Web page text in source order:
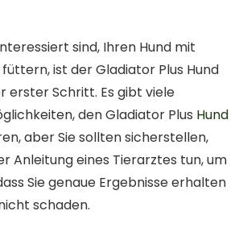
sind, Ihren Hund mit
ist der Gladiator Plus Hund
erster Schritt. Es gibt viele
den Gladiator Plus Hund
aber Sie sollten sicherstellen,
Anleitung eines Tierarztes tun, um
Sie genaue Ergebnisse erhalten
schaden.